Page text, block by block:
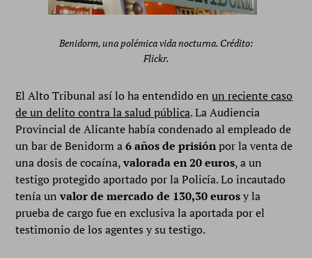
Benidorm, una polémica vida nocturna. Crédito:
Flickr.
El Alto Tribunal así lo ha entendido enun reciente caso
de un delito contra la salud pública. La Audiencia
Provincial de Alicante había condenado al empleado de
un bar de Benidorm a6 años de prisiónpor la venta de
una dosis de cocaína,valorada en 20 euros, a un
testigo protegido aportado por la Policía. Lo incautado
tenía unvalor de mercado de 130,30 eurosy la
prueba de cargo fue en exclusiva la aportada por el
testimonio de los agentes y su testigo.